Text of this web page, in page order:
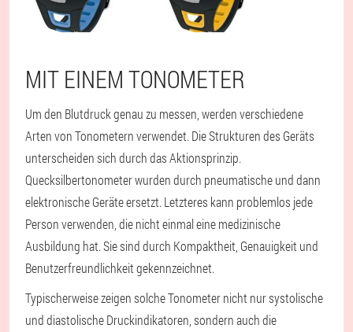
MIT EINEM TONOMETER
Um den Blutdruck genau zu messen, werden verschiedene
Arten von Tonometern verwendet. Die Strukturen des Geräts
unterscheiden sich durch das Aktionsprinzip.
Quecksilbertonometer wurden durch pneumatische und dann
elektronische Geräte ersetzt. Letzteres kann problemlos jede
Person verwenden, die nicht einmal eine medizinische
Ausbildung hat. Sie sind durch Kompaktheit, Genauigkeit und
Benutzerfreundlichkeit gekennzeichnet.
Typischerweise zeigen solche Tonometer nicht nur systolische
und diastolische Druckindikatoren, sondern auch die